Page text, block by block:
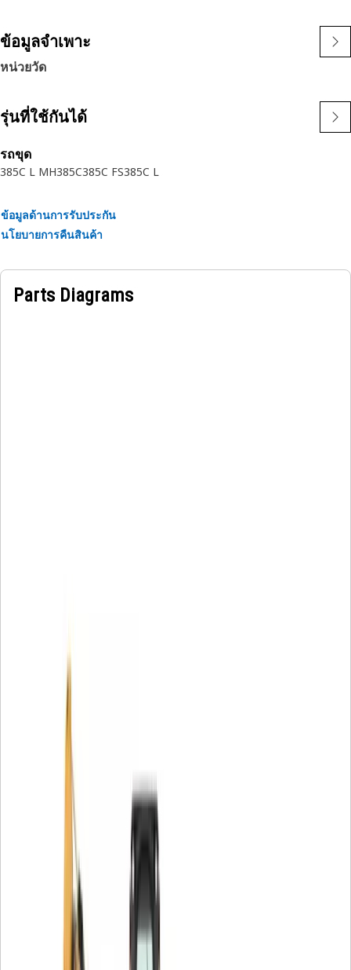
ข้อมูลจำเพาะ
หน่วยวัด
รุ่นที่ใช้กันได้
รถขุด
385C L MH385C385C FS385C L
ข้อมูลด้านการรับประกัน
นโยบายการคืนสินค้า
Parts Diagrams